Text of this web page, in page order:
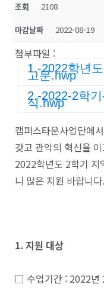
조회 2108
마감날짜 2022-08-19
첨부파일 :
1.-2022학년
고문.hwp
2.-2022-2학
식.hwp
캠퍼스타운사업단에
갖고 관악의 혁신을
2022학년도 2학기 지
니 많은 지원 바랍니다.
1. 지원 대상
□ 수업기간 : 2022년